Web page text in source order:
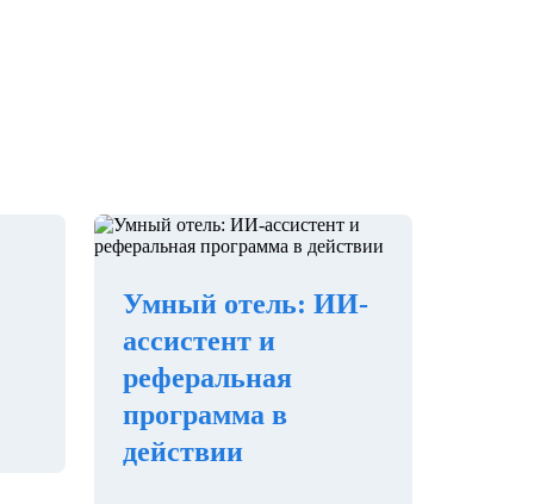
Умный отель: ИИ-
ассистент и
реферальная
программа в
действии